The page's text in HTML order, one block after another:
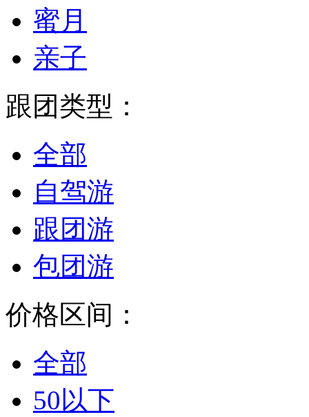
蜜月
亲子
跟团类型：
全部
自驾游
跟团游
包团游
价格区间：
全部
50以下